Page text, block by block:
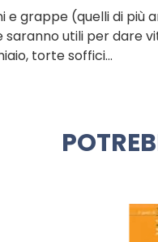
e grappe (quelli di più
saranno utili per dare
torte soffici…